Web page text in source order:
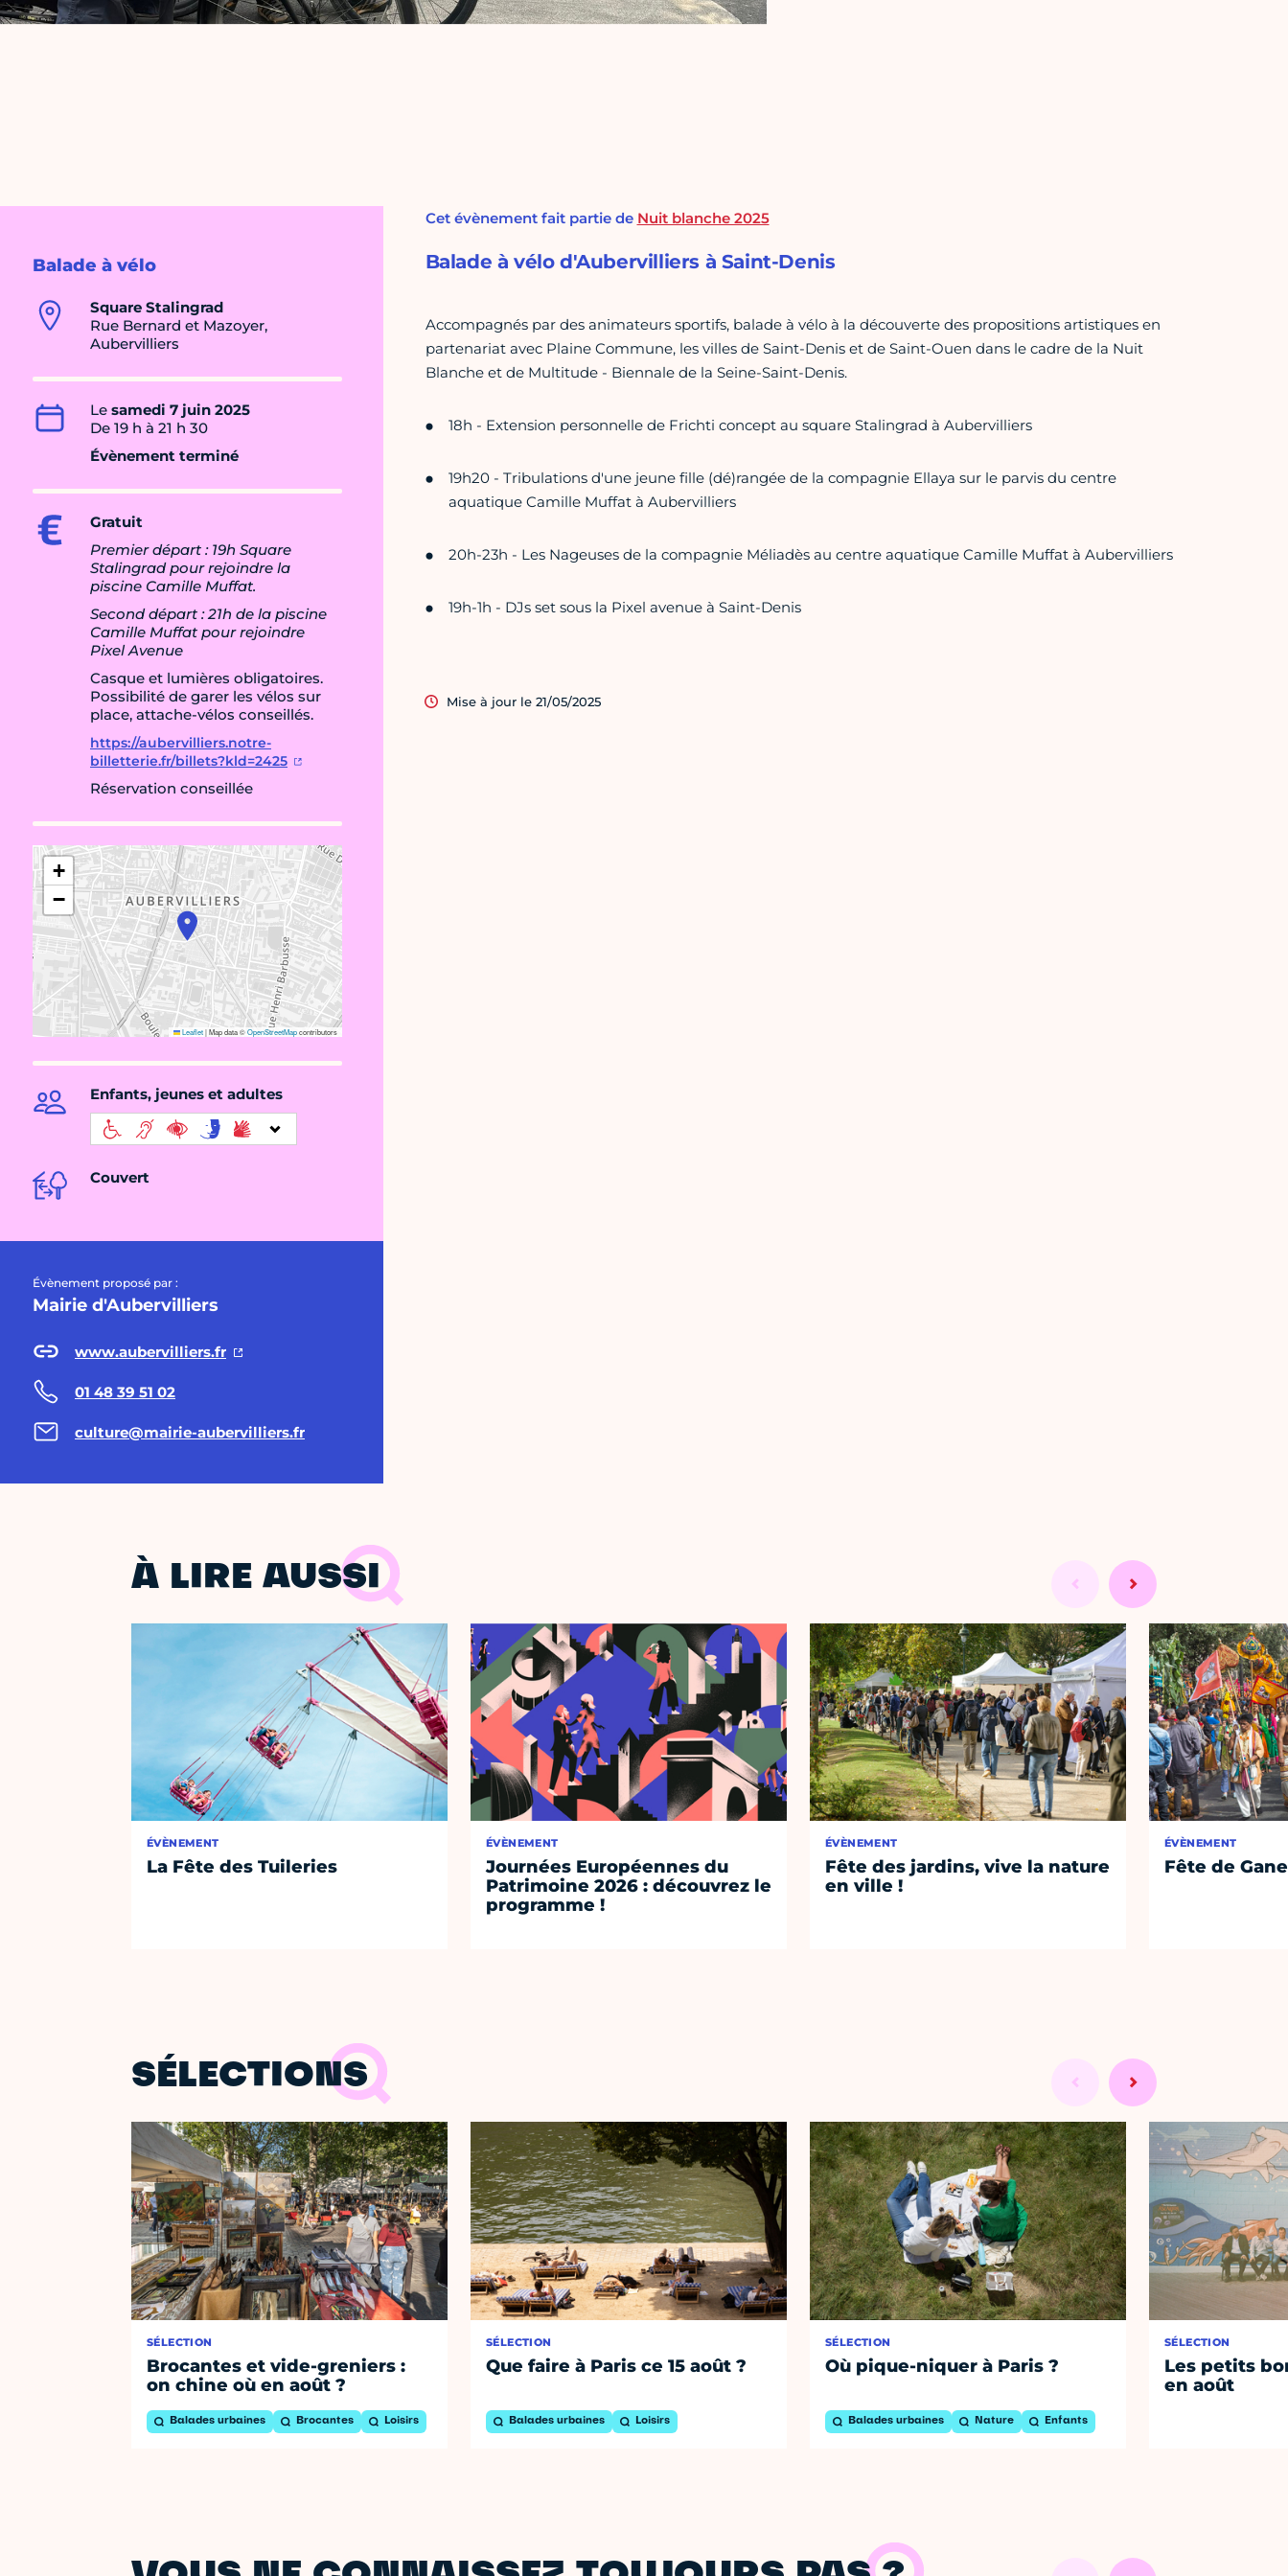
Balade à vélo
Square Stalingrad
Rue Bernard et Mazoyer,
Aubervilliers
Le samedi 7 juin 2025
De 19 h à 21 h 30
Évènement terminé
Gratuit
Premier départ : 19h Square
Stalingrad pour rejoindre la
piscine Camille Muffat.
Second départ : 21h de la piscine
Camille Muffat pour rejoindre
Pixel Avenue
Casque et lumières obligatoires.
Possibilité de garer les vélos sur
place, attache-vélos conseillés.
https://aubervilliers.notre-
billetterie.fr/billets?kld=2425
Réservation conseillée
+
−
Leaflet|Map data ©OpenStreetMapcontributors
Enfants, jeunes et adultes
Couvert
Évènement proposé par :
Mairie d'Aubervilliers
www.aubervilliers.fr
01 48 39 51 02
culture@mairie-aubervilliers.fr
Cet évènement fait partie de Nuit blanche 2025
Balade à vélo d'Aubervilliers à Saint-Denis
Accompagnés par des animateurs sportifs, balade à vélo à la découverte des propositions artistiques en
partenariat avec Plaine Commune, les villes de Saint-Denis et de Saint-Ouen dans le cadre de la Nuit
Blanche et de Multitude - Biennale de la Seine-Saint-Denis.
18h - Extension personnelle de Frichti concept au square Stalingrad à Aubervilliers
19h20 - Tribulations d'une jeune fille (dé)rangée de la compagnie Ellaya sur le parvis du centre
aquatique Camille Muffat à Aubervilliers
20h-23h - Les Nageuses de la compagnie Méliadès au centre aquatique Camille Muffat à Aubervilliers
19h-1h - DJs set sous la Pixel avenue à Saint-Denis
Mise à jour le 21/05/2025
À LIRE AUSSI
ÉVÈNEMENT
La Fête des Tuileries
ÉVÈNEMENT
Journées Européennes du
Patrimoine 2026 : découvrez le
programme !
ÉVÈNEMENT
Fête des jardins, vive la nature
en ville !
ÉVÈNEMENT
Fête de
SÉLECTIONS
SÉLECTION
Brocantes et vide-greniers :
on chine où en août ?
Balades urbaines Brocantes Loisirs
SÉLECTION
Que faire à Paris ce 15 août ?
Balades urbaines Loisirs
SÉLECTION
Où pique-niquer à Paris ?
Balades urbaines Nature Enfants
SÉLECTION
Les petits
en août